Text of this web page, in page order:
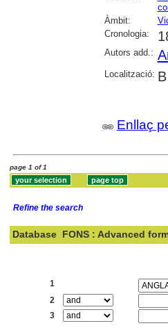
Àmbit:
Cronologia:
Autors add.:
Localització:
Enllaç
page 1 of 1
Refine the search
Database FONS : Advanced
1
2
3